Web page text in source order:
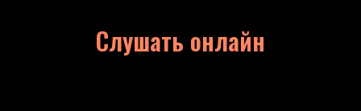
Слушать онлайн